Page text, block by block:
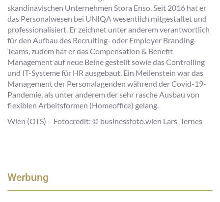
skandinavischen Unternehmen Stora Enso. Seit 2016 hat er
das Personalwesen bei UNIQA wesentlich mitgestaltet und
professionalisiert. Er zeichnet unter anderem verantwortlich
für den Aufbau des Recruiting- oder Employer Branding-
Teams, zudem hat er das Compensation & Benefit
Management auf neue Beine gestellt sowie das Controlling
und IT-Systeme für HR ausgebaut. Ein Meilenstein war das
Management der Personalagenden während der Covid-19-
Pandemie, als unter anderem der sehr rasche Ausbau von
flexiblen Arbeitsformen (Homeoffice) gelang.
Wien (OTS) – Fotocredit: © businessfoto.wien Lars_Ternes
Werbung